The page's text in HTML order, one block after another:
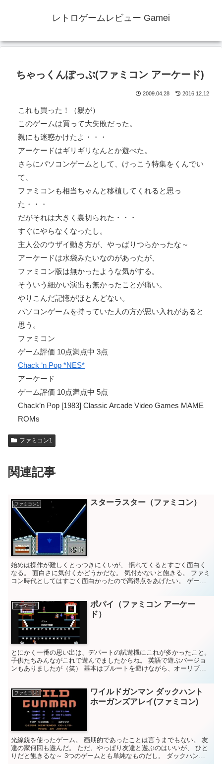
レトロゲームレビュー Gamei
ちゃっくんぽっぷ(ファミコン アーケード)
2009.04.28 2016.12.12
これも買った！（親が）
このゲームは買って大失敗だった。
親にも迷惑かけたよ・・・
アーケードはギリギリなんとか遊べた。
さらにパソコンゲームとして、けっこう特集をくんでい
て、
ファミコンも相当ちゃんと移植してくれると思っ
た・・・
だがそれは大きく裏切られた・・・
すぐにやらなくなったし。
主人公のウザイ動き方が、やっぱりつらかったな～
アーケードは水袋みたいなのがあったが、
ファミコン版は無かったような気がする。
そういう細かい演出も無かったことが痛い。
やりこんだ記憶がほとんどない。
パソコンゲームを持っていた人の方が思い入れがあると
思う。
ファミコン
ゲーム評価 10点満点中 3点
Chack ‘n Pop *NES*
アーケード
ゲーム評価 10点満点中 5点
Chack’n Pop [1983] Classic Arcade Video Games MAME
ROMs
ファミコン1
関連記事
ファミコン1 スターラスター（ファミコン）
始めは操作が難しくとっつきにくいが、 慣れてくるとすごく面白く
なる。 面白さに気付くかどうかだな。 気付かないと飽きる。 ファミ
コン時代としてはすごく面白かったので高得点をあげたい。 ゲーム
アーケード
ポパイ（ファミコン アーケー
ド）
とにかく一番の思い出は、デパートの試遊機にこれが多かったこと。
子供たちみんながこれで遊んでましたからね。 英語で遊ぶバージョ
ンもありましたが（笑） 基本はブルートを避けながら、オーリブが
ファミコン1
ワイルドガンマン ダックハント
ホーガンズアレイ(ファミコン)
光線銃を使ったゲーム。 画期的であったことは言うまでもない。 友
達の家何回も遊んだ。 ただ、やっぱり友達と遊ぶのはいいが、 ひと
りだと飽きるな～ 3つのゲームとも単純なものだし。 ダックハント